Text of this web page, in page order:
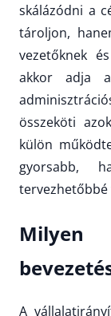
skálázódni a
tároljon,
vezetőknek
akkor adja
összeköti
külön
gyorsabb,
tervezhetőbbé
Milyen
A